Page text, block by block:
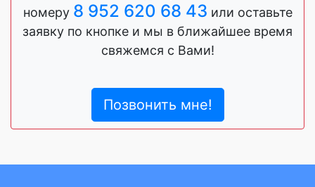
номеру 8 952 620 68 43 или оставьте
заявку по кнопке и мы в ближайшее время
свяжемся с Вами!
Позвонить мне!